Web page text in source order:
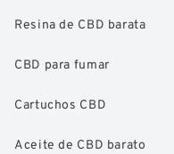
Resina de CBD barata
CBD para fumar
Cartuchos CBD
Aceite de CBD barato